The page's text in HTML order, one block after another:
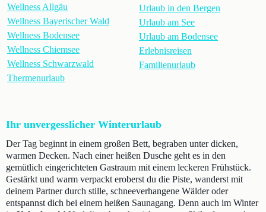
Wellness Allgäu
Wellness Bayerischer Wald
Wellness Bodensee
Wellness Chiemsee
Wellness Schwarzwald
Thermenurlaub
Urlaub in den Bergen
Urlaub am See
Urlaub am Bodensee
Erlebnisreisen
Familienurlaub
Ihr unvergesslicher Winterurlaub
Der Tag beginnt in einem großen Bett, begraben unter dicken,
warmen Decken. Nach einer heißen Dusche geht es in den
gemütlich eingerichteten Gastraum mit einem leckeren Frühstück.
Gestärkt und warm verpackt eroberst du die Piste, wanderst mit
deinem Partner durch stille, schneeverhangene Wälder oder
entspannst dich bei einem heißen Saunagang. Denn auch im Winter